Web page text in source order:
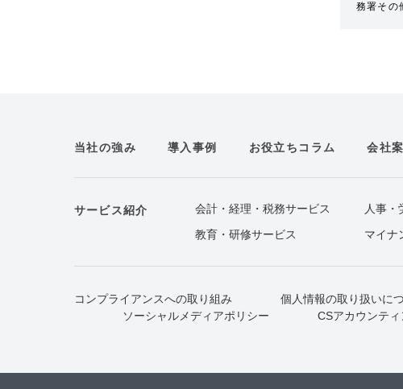
務署その
当社の強み 導入事例 お役立ちコラム 会社
サービス紹介 会計・経理・税務サービス 人事・
教育・研修サービス
マイナ
コンプライアンスへの取り組み 個人情報の取り扱いに
ソーシャルメディアポリシー
CSアカウンテ